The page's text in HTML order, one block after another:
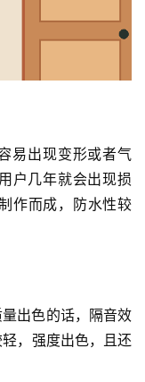
易出现变形或者气
户几年就会出现损
作而成，防水性较
出色的话，隔音效
，强度出色，且还